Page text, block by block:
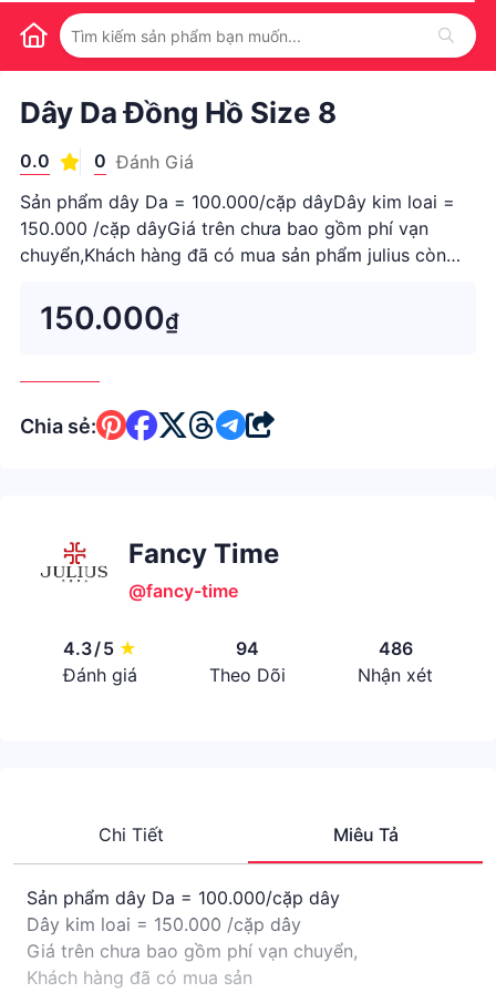
1 / 1
Dây Da Đồng Hồ Size 8
0.0 0 Đánh Giá
Sản phẩm dây Da = 100.000/cặp dâyDây kim loai =
150.000 /cặp dâyGiá trên chưa bao gồm phí vạn
chuyển,Khách hàng đã có mua sản phẩm julius còn
150.000₫
Chia sẻ:
Fancy Time
@fancy-time
4.3/5 ★
Đánh giá
94
Theo Dõi
486
Nhận xét
Chi Tiết Miêu Tả
Sản phẩm dây Da = 100.000/cặp dây
Dây kim loai = 150.000 /cặp dây
Giá trên chưa bao gồm phí vạn chuyển,
Khách hàng đã có mua sản